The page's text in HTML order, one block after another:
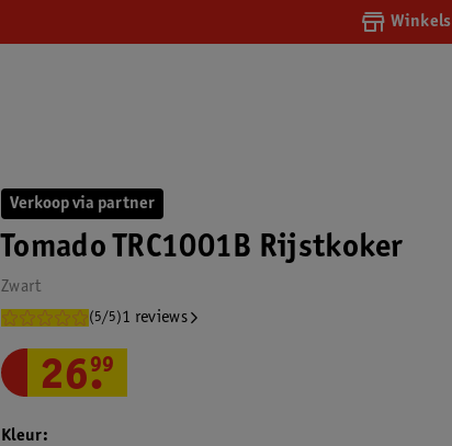
Winkels
Verkoop via partner
Tomado TRC1001B Rijstkoker
Zwart
(5/5)1 reviews
26.
99
Kleur